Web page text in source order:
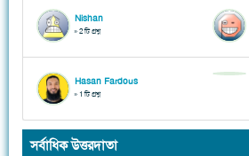
Nishan
» 2 টি প্রশ্ন
Hasan Fardous
» 1 টি প্রশ্ন
সর্বাধিক উত্তরদাতা